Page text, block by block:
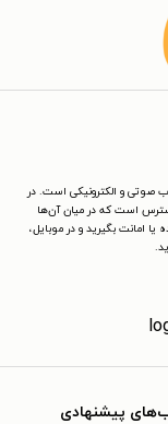
صوتی و الکترونیکی است. در
است که در میان آن‌ها
امانت بگیرید و در موبایل،
پیشنهادی